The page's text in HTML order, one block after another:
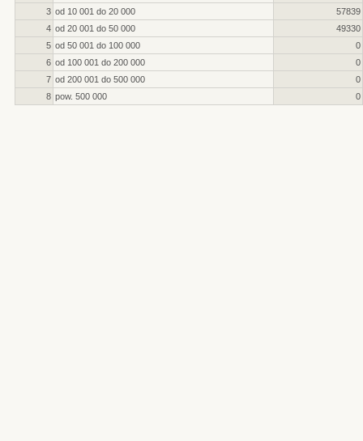
3 od 10 001 do 20 000
57839
4 od 20 001 do 50 000
49330
5 od 50 001 do 100 000
0
6 od 100 001 do 200 000
0
7 od 200 001 do 500 000
0
8 pow. 500 000 0